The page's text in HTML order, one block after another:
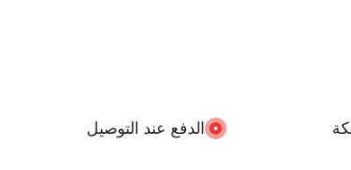
الدفع عند التوصيل